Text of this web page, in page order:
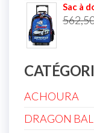
Sac à
ACHOURA
DRAGON